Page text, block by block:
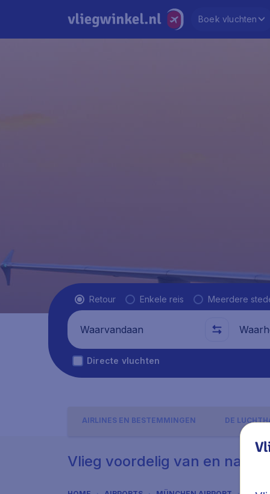
Boek vluchten
Vluchttype
Retour Enkele reis Meerdere
Waarvandaan
Directe vluchten
AIRLINES EN BESTEMMINGEN DE
Vlieg voordelig van en naar